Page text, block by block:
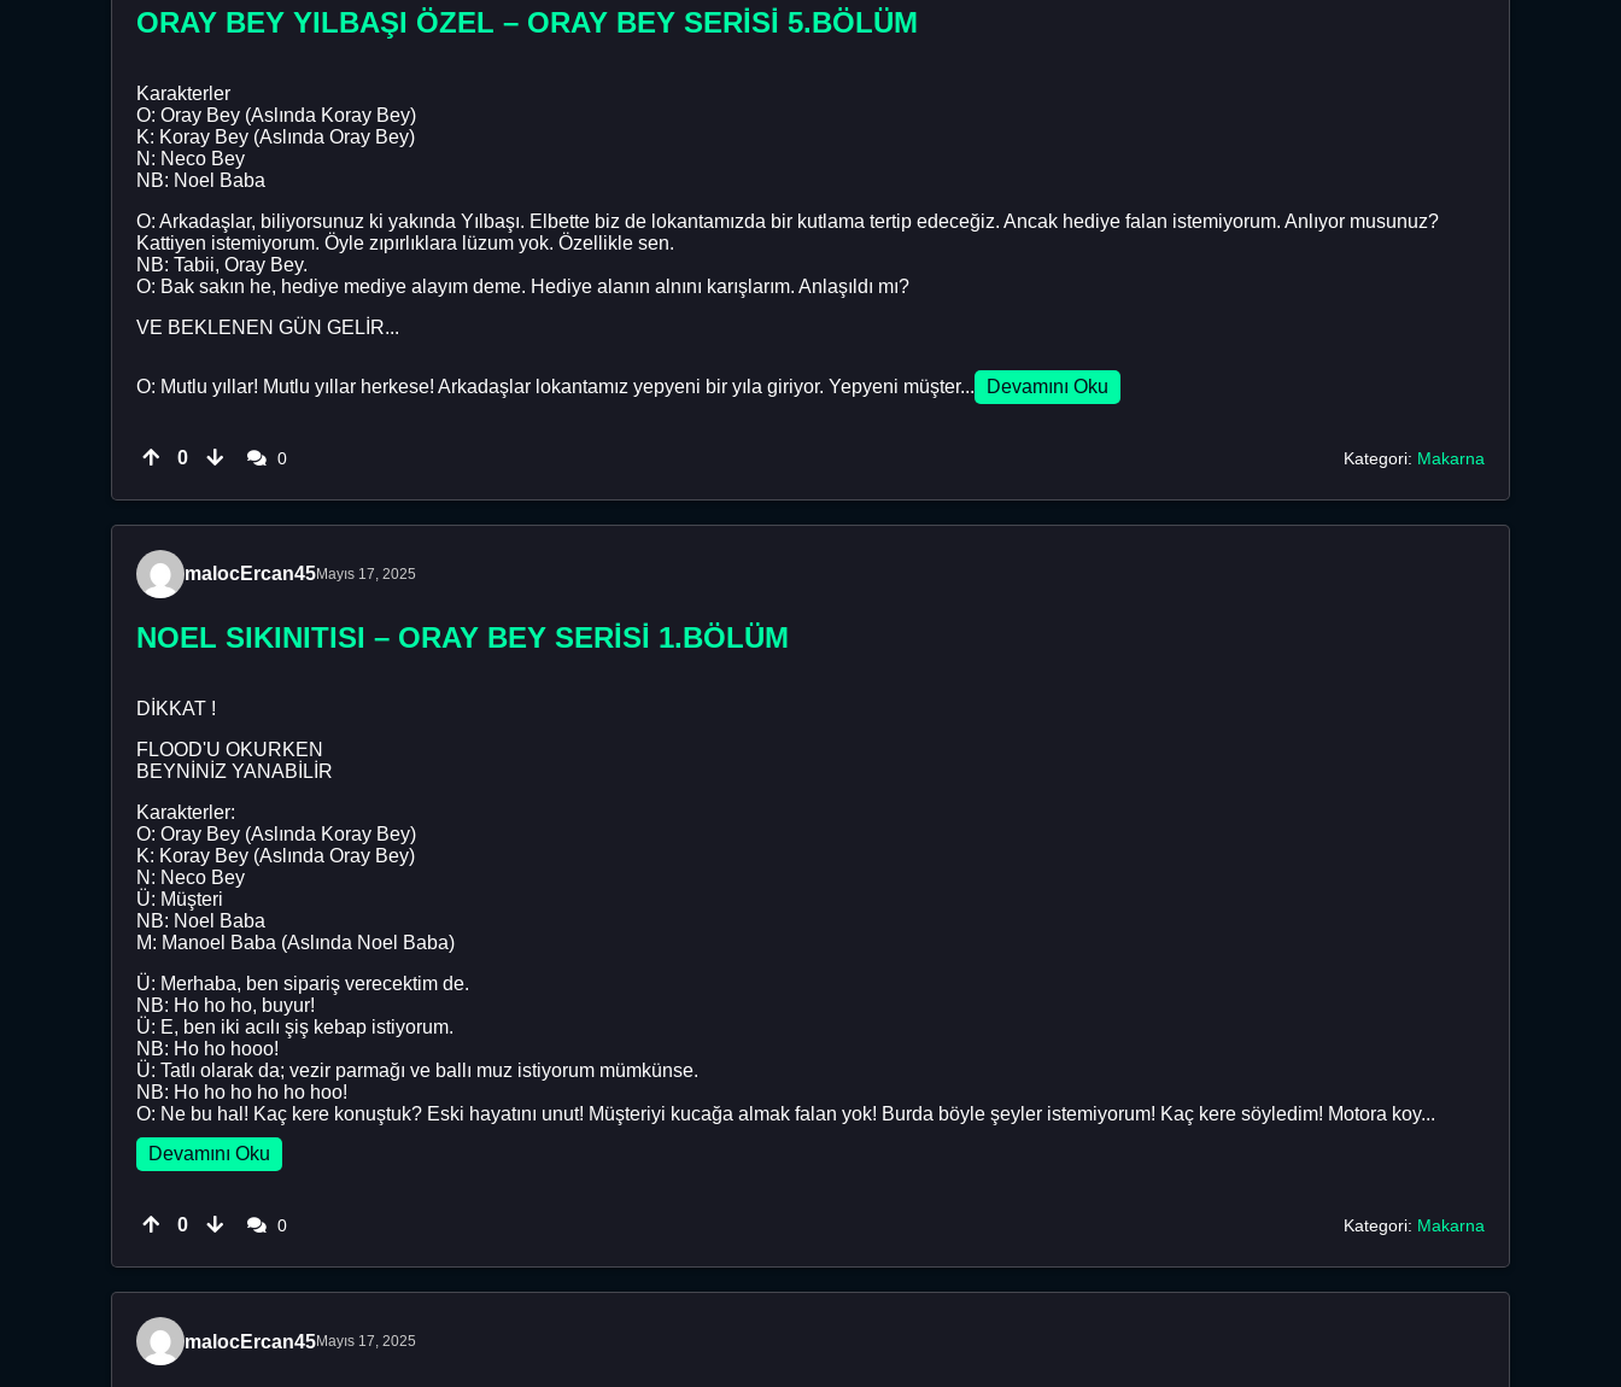
ORAY BEY YILBAŞI ÖZEL – ORAY BEY SERİSİ 5.BÖLÜM
Karakterler
O: Oray Bey (Aslında Koray Bey)
K: Koray Bey (Aslında Oray Bey)
N: Neco Bey
NB: Noel Baba
O: Arkadaşlar, biliyorsunuz ki yakında Yılbaşı. Elbette biz de lokantamızda bir kutlama tertip edeceğiz. Ancak hediye falan istemiyorum. Anlıyor musunuz?
Kattiyen istemiyorum. Öyle zıpırlıklara lüzum yok. Özellikle sen.
NB: Tabii, Oray Bey.
O: Bak sakın he, hediye mediye alayım deme. Hediye alanın alnını karışlarım. Anlaşıldı mı?
VE BEKLENEN GÜN GELİR...
O: Mutlu yıllar! Mutlu yıllar herkese! Arkadaşlar lokantamız yepyeni bir yıla giriyor. Yepyeni müşter... Devamını Oku
0 0 Kategori: Makarna
malocErcan45Mayıs 17, 2025
NOEL SIKINITISI – ORAY BEY SERİSİ 1.BÖLÜM
DİKKAT !
FLOOD'U OKURKEN
BEYNİNİZ YANABİLİR
Karakterler:
O: Oray Bey (Aslında Koray Bey)
K: Koray Bey (Aslında Oray Bey)
N: Neco Bey
Ü: Müşteri
NB: Noel Baba
M: Manoel Baba (Aslında Noel Baba)
Ü: Merhaba, ben sipariş verecektim de.
NB: Ho ho ho, buyur!
Ü: E, ben iki acılı şiş kebap istiyorum.
NB: Ho ho hooo!
Ü: Tatlı olarak da; vezir parmağı ve ballı muz istiyorum mümkünse.
NB: Ho ho ho ho ho hoo!
O: Ne bu hal! Kaç kere konuştuk? Eski hayatını unut! Müşteriyi kucağa almak falan yok! Burda böyle şeyler istemiyorum! Kaç kere söyledim! Motora koy...
Devamını Oku
0 0 Kategori: Makarna
malocErcan45Mayıs 17, 2025